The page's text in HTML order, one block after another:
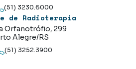
(51) 3230.6000
de Radioterapia
Orfanotrófio, 299
Alegre/RS
(51) 3252.3900